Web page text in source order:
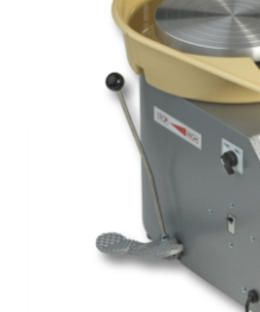
Mijn account